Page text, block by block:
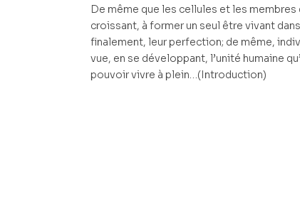
De même que les cellules et les membres
croissant, à former un seul être vivant
finalement, leur perfection; de même,
vue, en se développant, l’unité humaine
pouvoir vivre à plein…(Introduction)